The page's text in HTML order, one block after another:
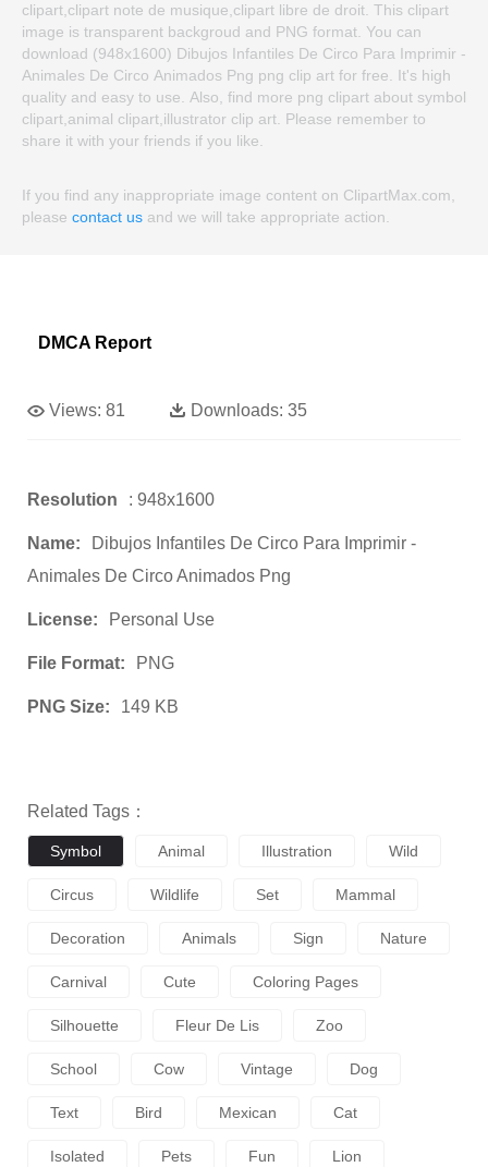
clipart,clipart note de musique,clipart libre de droit. This clipart
image is transparent backgroud and PNG format. You can
download (948x1600) Dibujos Infantiles De Circo Para Imprimir -
Animales De Circo Animados Png png clip art for free. It's high
quality and easy to use. Also, find more png clipart about symbol
clipart,animal clipart,illustrator clip art. Please remember to
share it with your friends if you like.
If you find any inappropriate image content on ClipartMax.com,
please contact us and we will take appropriate action.
DMCA Report
Views: 81 Downloads: 35
Resolution : 948x1600
Name:
Dibujos Infantiles De Circo Para Imprimir -
Animales De Circo Animados Png
License: Personal Use
File Format: PNG
PNG Size: 149 KB
Related Tags：
Symbol Animal Illustration Wild
Circus Wildlife Set Mammal
Decoration Animals Sign Nature
Carnival Cute Coloring Pages
Silhouette Fleur De Lis Zoo
School Cow Vintage Dog
Text Bird Mexican Cat
Isolated Pets Fun Lion